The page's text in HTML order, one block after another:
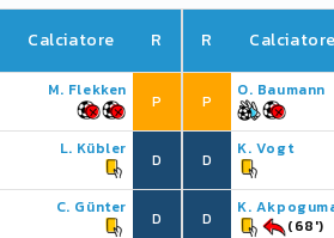
Calciatore R
M. Flekken
P
L. Kübler
D
C. Günter
D
R Calciatore
P
O. Baumann
D
K. Vogt
D
K.
(68')